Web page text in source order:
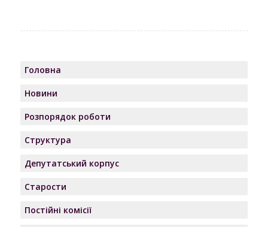
Головна
Новини
Розпорядок роботи
Структура
Депутатський корпус
Старости
Постійні комісії